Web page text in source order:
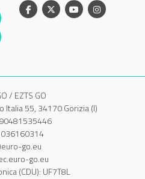
Facebook
X YoutubeInstagram
/ EZTS GO
Italia 55, 34170 Gorizia (I)
go.eu
go.eu
(CDU): UF7T8L